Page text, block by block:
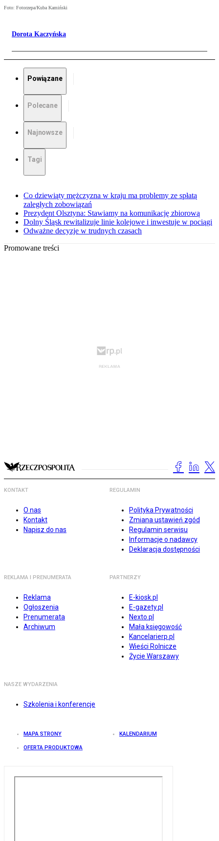
Foto: Fotorzepa/Kuba Kamiński
Dorota Kaczyńska
Powiązane
Polecane
Najnowsze
Tagi
Co dziewiąty mężczyzna w kraju ma problemy ze spłatą
zaległych zobowiązań
Prezydent Olsztyna: Stawiamy na komunikację zbiorową
Dolny Śląsk rewitalizuje linie kolejowe i inwestuje w pociągi
Odważne decyzje w trudnych czasach
Promowane treści
KONTAKT
O nas
Kontakt
Napisz do nas
REGULAMIN
Polityka Prywatności
Zmiana ustawień zgód
Regulamin serwisu
Informacje o nadawcy
Deklaracja dostępności
REKLAMA I PRENUMERATA
Reklama
Ogłoszenia
Prenumerata
Archiwum
PARTNERZY
E-kiosk.pl
E-gazety.pl
Nexto.pl
Mała księgowość
Kancelarierp.pl
Wieści Rolnicze
Życie Warszawy
NASZE WYDARZENIA
Szkolenia i konferencje
MAPA STRONY KALENDARIUM
OFERTA PRODUKTOWA